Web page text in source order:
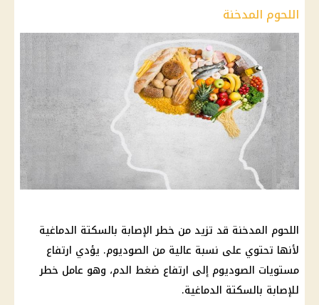
اللحوم المدخنة
اللحوم المدخنة قد تزيد من خطر الإصابة بالسكتة الدماغية
لأنها تحتوي على نسبة عالية من الصوديوم. يؤدي ارتفاع
مستويات الصوديوم إلى ارتفاع ضغط الدم، وهو عامل خطر
للإصابة بالسكتة الدماغية.